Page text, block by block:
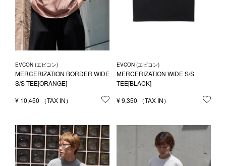
EVCON (エビコン)
MERCERIZATION BORDER WIDE
S/S TEE[ORANGE]
¥ 10,450 お気に入りに登録する
EVCON (エビコン)
MERCERIZATION WIDE S/S
TEE[BLACK]
¥9,350